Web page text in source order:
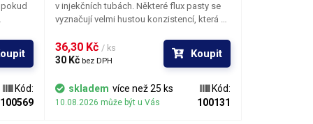
oxidů
Kód:
100569
v injekčních tubách. Některé flux pasty se
vyznačují velmi hustou konzistencí, která se
Přesně pro tyto typy flux pasty je určena
kanyla průměru 1,2mm. Na menší injektory
se hodí jehly o průměru 0,7mm.
36,30 Kč / ks
30 Kč bez DPH
Koupit
skladem více než 25 ks
10.08.2026 může být u Vás
Kód:
100131